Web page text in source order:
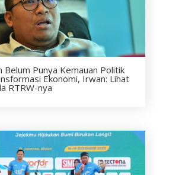
Belum Punya Kemauan Politik
Ekonomi, Irwan: Lihat
RTRW-nya